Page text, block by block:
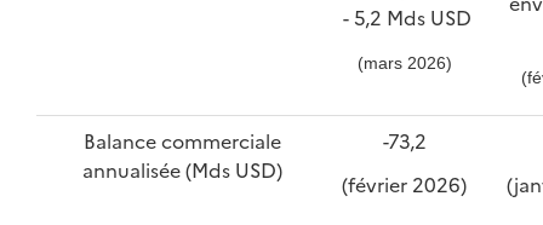
- 5,2 Mds USD
(mars 2026)
Balance commerciale
annualisée (Mds USD)
-73,2
(février 2026)